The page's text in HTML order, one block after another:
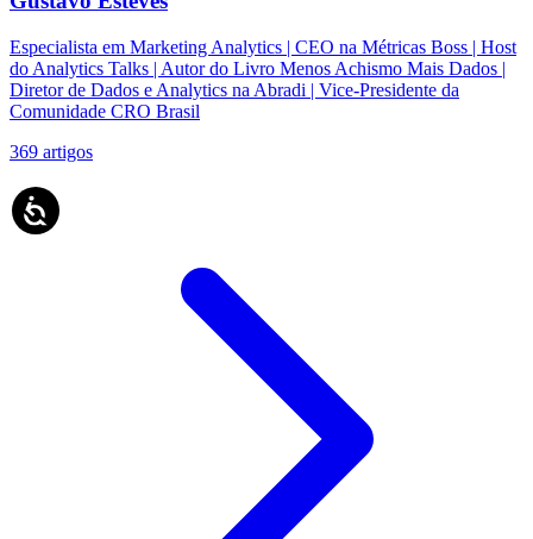
Especialista em Marketing Analytics | CEO na Métricas Boss | Host
do Analytics Talks | Autor do Livro Menos Achismo Mais Dados |
Diretor de Dados e Analytics na Abradi | Vice-Presidente da
Comunidade CRO Brasil
369 artigos